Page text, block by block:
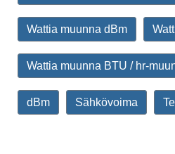
Wattia muunna dBm
Wattia muunna BTU / hr-
dBm Sähkövoima